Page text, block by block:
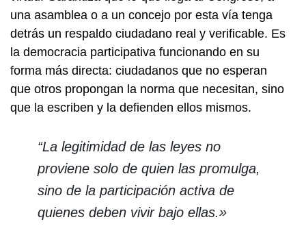
una asamblea o a un concejo por esta vía tenga
detrás un respaldo ciudadano real y verificable. Es
la democracia participativa funcionando en su
forma más directa: ciudadanos que no esperan
que otros propongan la norma que necesitan, sino
que la escriben y la defienden ellos mismos.
“La legitimidad de las leyes no
proviene solo de quien las promulga,
sino de la participación activa de
quienes deben vivir bajo ellas.»